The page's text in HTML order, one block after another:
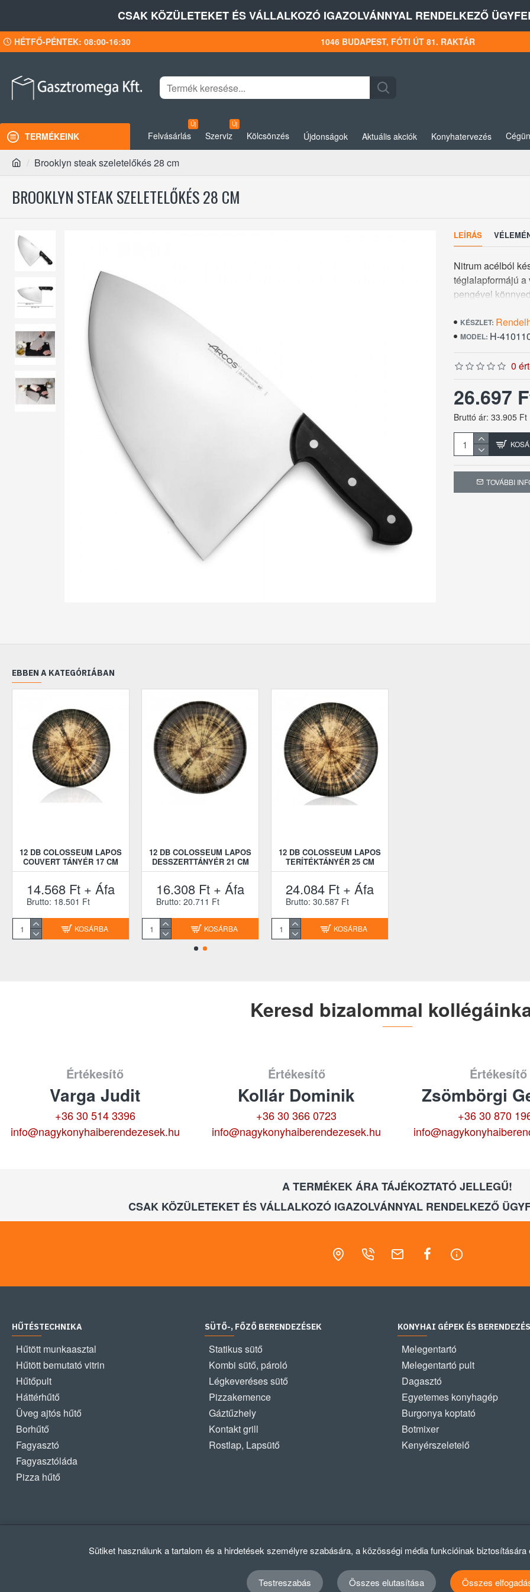
CSAK KÖZÜLETEKET ÉS VÁLLALKOZÓ IGAZOLVÁNNYAL RENDELKEZŐ
HÉTFŐ-PÉNTEK: 08:00-16:30 1046 BUDAPEST, FÓTI ÚT 81. RAKTÁR
TERMÉKEINK Felvásárlás
Új
Szerviz
Új
Kölcsönzés Újdonságok Aktuális akciók Konyhatervezés
Brooklyn steak szeletelőkés 28 cm
BROOKLYN STEAK SZELETELŐKÉS 28 CM
LEÍRÁS
Nitrum acélból
téglalapformájú
pengével
mely hő és
KÉSZLET:
MODEL: H-
0
26.697
Bruttó ár: 33.905 Ft
TOVÁBBI
EBBEN A KATEGÓRIÁBAN
12 DB COLOSSEUM LAPOS
COUVERT TÁNYÉR 17 CM
14.568 Ft + Áfa
Brutto: 18.501 Ft
KOSÁRBA
12 DB COLOSSEUM LAPOS
DESSZERTTÁNYÉR 21 CM
16.308 Ft + Áfa
Brutto: 20.711 Ft
KOSÁRBA
12 DB COLOSSEUM LAPOS
TERÍTÉKTÁNYÉR 25 CM
24.084 Ft + Áfa
Brutto: 30.587 Ft
KOSÁRBA
Keresd bizalommal
Értékesítő
Varga Judit
+36 30 514 3396
info@nagykonyhaiberendezesek.hu
Értékesítő
Kollár Dominik
+36 30 366 0723
info@nagykonyhaiberendezesek.hu
Értékesítő
Zsömbörgi
+36 30 870
A TERMÉKEK ÁRA TÁJÉKOZTATÓ JELLEGŰ!
CSAK KÖZÜLETEKET ÉS VÁLLALKOZÓ IGAZOLVÁNNYAL RENDELKEZŐ
HŰTÉSTECHNIKA
Hűtött munkaasztal
Hűtött bemutató vitrin
Hűtőpult
Háttérhűtő
Üveg ajtós hűtő
Borhűtő
Fagyasztó
Fagyasztóláda
Pizza hűtő
SÜTŐ-, FŐZŐ BERENDEZÉSEK
Statikus sütő
Kombi sütő, pároló
Légkeveréses sütő
Pizzakemence
Gáztűzhely
Kontakt grill
Rostlap, Lapsütő
KONYHAI GÉPEK ÉS
Melegentartó
Melegentartó pult
Dagasztó
Egyetemes konyhagép
Burgonya koptató
Botmixer
Kenyérszeletelő
Sütiket használunk a tartalom és a hirdetések személyre szabására, a közösségi média funkcióinak
Testreszabás Összes elutasítása Összes